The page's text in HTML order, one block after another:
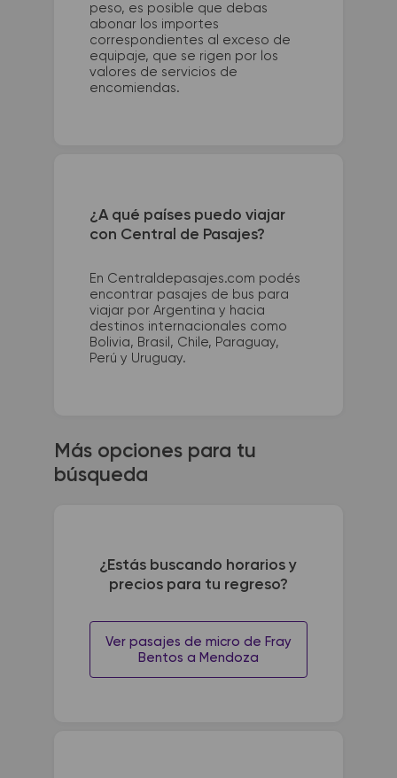
peso, es posible que debas
abonar los importes
correspondientes al exceso de
equipaje, que se rigen por los
valores de servicios de
encomiendas.
¿A qué países puedo viajar
con Central de Pasajes?
En Centraldepasajes.com podés
encontrar pasajes de bus para
viajar por Argentina y hacia
destinos internacionales como
Bolivia, Brasil, Chile, Paraguay,
Perú y Uruguay.
Más opciones para tu
búsqueda
¿Estás buscando horarios y
precios para tu regreso?
Ver pasajes de micro de Fray
Bentos a Mendoza